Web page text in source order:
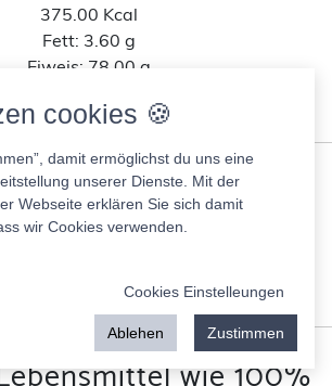
375.00 Kcal
Fett: 3.60 g
Eiweis: 78.00 g
Zucker:3.70 g
joghurt Erdbeer riegel
376.00 Kcal
Fett:4.80 g
4.90 g
cookies 🍪
damit ermöglichst du uns eine
unserer Dienste. Mit der
Webseite erklären Sie sich damit
wir Cookies verwenden.
Cookies Einstelleungen
Ablehen Zustimmen